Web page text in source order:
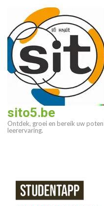
inhoud
(druk
enter)
sito5.be
Ontdek, groei en bereik uw
leerervaring.